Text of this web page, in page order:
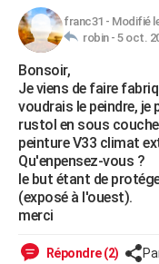
FINANCE
Retraite
Impôts
Epargne
Immobilier
Risques naturels par ville
Banque
Assurance
Crédit
AUTO
Essais
Réserver un essai
Citadines
Berlines
SUV
Forum auto
+HIGH-TECH
Mobiles
Meilleur smartphone
Internet
Ordinateurs
Jeux vidéo
Guide high-tech
+BRICOLAGE
Forum
Aménagement intérieur
Extérieur
Cuisine
Salle de bains
Jardinage
Rangement
WEEK-END
Guides de France
Escapades
Patrimoine
Expositions
Musées
Week-end nature
+LIFESTYLE
franc31 - Modifié
robin - 5 oct.
Bonsoir,
Je viens de faire
voudrais le peindre, je
rustol en sous
peinture V33 climat
Qu'enpensez-vous ?
le but étant de
(exposé à l'ouest).
merci
Répondre (2)